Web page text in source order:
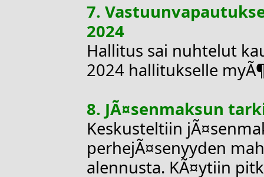
7.
2024
Hallitus sai nuhtelut
2024 hallitukselle
8. JÃ¤senmaksun
Keskusteltiin
perhejÃ¤senyyden
alennusta. KÃ¤ytiin